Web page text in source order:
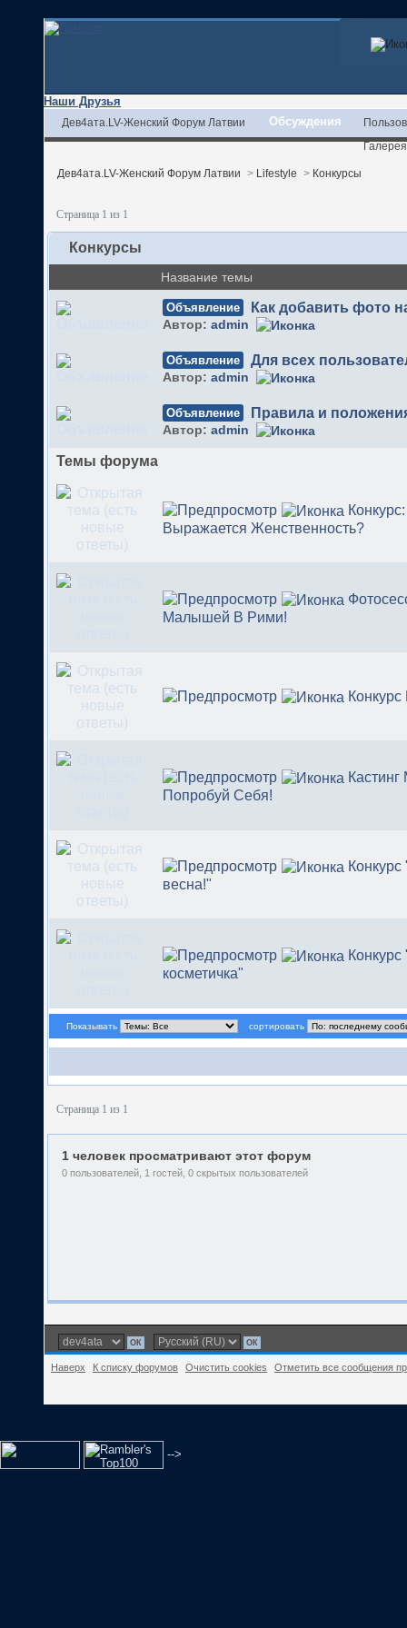
Наши Друзья
Дев4ата.LV-Женский Форум Латвии Обсуждения
Галерея
Дев4ата.LV-Женский Форум Латвии > Lifestyle > Конкурсы
Страница 1 из 1
Конкурсы
Название темы
Объявление Как добавить фото
Автор: admin
Объявление Для всех
Автор: admin
Объявление Правила и
Автор: admin
Темы форума
Выражается Женственность?
Малышей В Рими!
Попробуй Себя!
весна!"
косметичка"
Показывать сортировать
Страница 1 из 1
1 человек просматривают этот форум
0 пользователей, 1 гостей, 0 скрытых пользователей
Наверх К списку форумов Очистить cookies Отметить все сообщения
-->